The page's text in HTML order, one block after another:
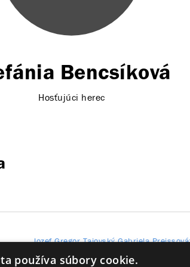
Bencsíková
Hosťujúci herec
Jozef Gregor Tajovský Gabriela Preissová
pastorkyňa
používa súbory cookie.